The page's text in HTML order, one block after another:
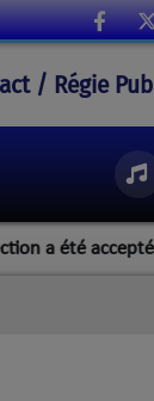
/ Régie Pub
accepté.